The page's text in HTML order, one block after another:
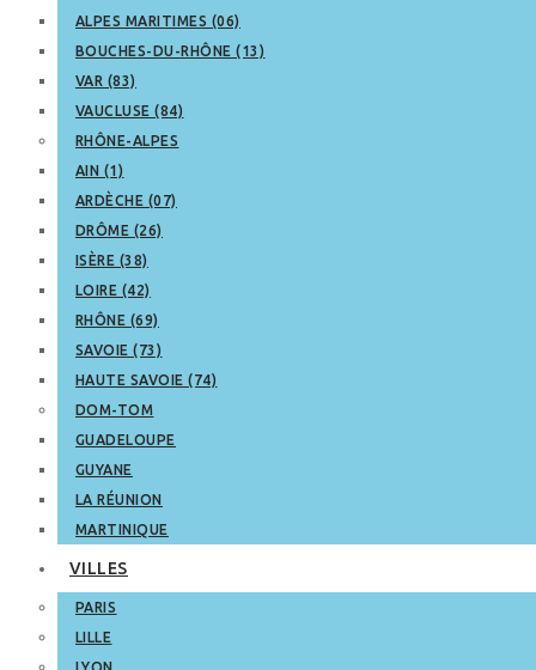
ALPES MARITIMES (06)
BOUCHES-DU-RHÔNE (13)
VAR (83)
VAUCLUSE (84)
RHÔNE-ALPES
AIN (1)
ARDÈCHE (07)
DRÔME (26)
ISÈRE (38)
LOIRE (42)
RHÔNE (69)
SAVOIE (73)
HAUTE SAVOIE (74)
DOM-TOM
GUADELOUPE
GUYANE
LA RÉUNION
MARTINIQUE
VILLES
PARIS
LILLE